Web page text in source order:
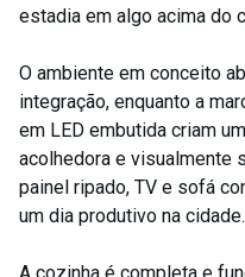
estadia em algo acima do
O ambiente em conceito
integração, enquanto a
em LED embutida criam
acolhedora e visualmente
painel ripado, TV e sofá
um dia produtivo na cidade.